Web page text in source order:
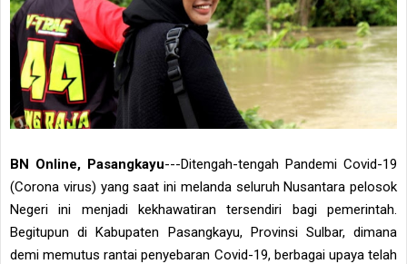
BN Online, Pasangkayu---Ditengah-tengah Pandemi Covid-19
(Corona virus) yang saat ini melanda seluruh Nusantara pelosok
Negeri ini menjadi kekhawatiran tersendiri bagi pemerintah.
Begitupun di Kabupaten Pasangkayu, Provinsi Sulbar, dimana
demi memutus rantai penyebaran Covid-19, berbagai upaya telah